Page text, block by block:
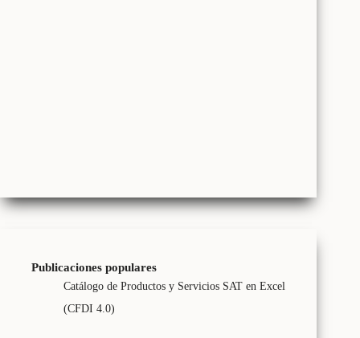
Publicaciones populares
Catálogo de Productos y Servicios SAT en Excel
(CFDI 4.0)